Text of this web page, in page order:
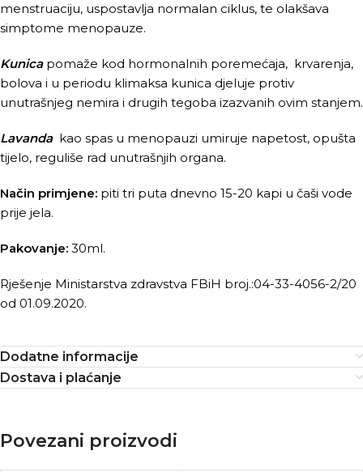
menstruaciju, uspostavlja normalan ciklus, te olakšava
simptome menopauze.
Kunica pomaže kod hormonalnih poremećaja, krvarenja,
bolova i u periodu klimaksa kunica djeluje protiv
unutrašnjeg nemira i drugih tegoba izazvanih ovim stanjem.
Lavandakao spas u menopauzi umiruje napetost, opušta
tijelo, reguliše rad unutrašnjih organa.
Način primjene: piti tri puta dnevno 15-20 kapi u čaši vode
prije jela.
Pakovanje: 30ml.
Rješenje Ministarstva zdravstva FBiH broj.:04-33-4056-2/20
od 01.09.2020.
Dodatne informacije
Dostava i plaćanje
Povezani proizvodi